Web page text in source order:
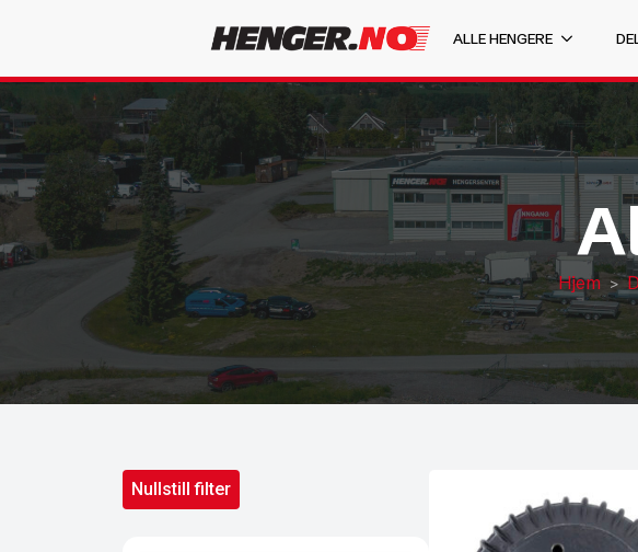
ALLE HENGERE
Hjem
Nullstill filter